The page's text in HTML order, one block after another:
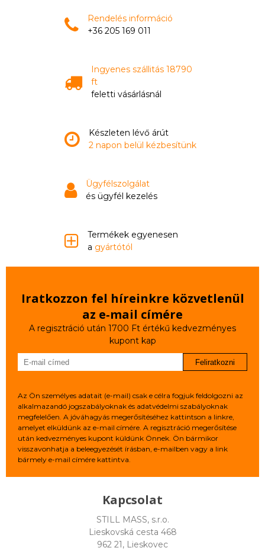
Rendelés információ
+36 205 169 011
Ingyenes szállitás 18790
ft
feletti vásárlásnál
Készleten lévő árút
2 napon belül kézbesítünk
Ügyfélszolgálat
és ügyfél kezelés
Termékek egyenesen
a gyártótól
Iratkozzon fel híreinkre közvetlenül
az e‑mail címére
A regisztráció után 1700 Ft értékű kedvezményes
kupont kap
Feliratkozni
Az Ön személyes adatait (e-mail) csak e célra fogjuk feldolgozni az
alkalmazandó jogszabályoknak és adatvédelmi szabályoknak
megfelelően. A jóváhagyás megerősítéséhez kattintson a linkre,
amelyet elküldünk az e-mail címére. A regisztráció megerősítése
után kedvezményes kupont küldünk Önnek. Ön bármikor
visszavonhatja a beleegyezését írásban, e-mailben vagy a link
bármely e-mail címére kattintva.
Kapcsolat
STILL MASS, s.r.o.
Lieskovská cesta 468
962 21, Lieskovec